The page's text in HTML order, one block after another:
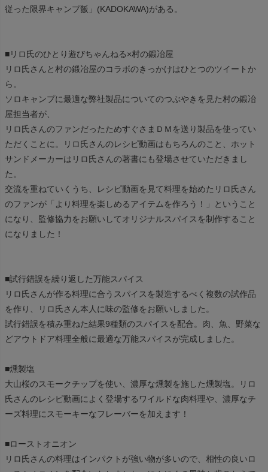
従った限界キャンプ飯」(KADOKAWA)がある。
■リロ氏のひとり遊びちゃんねる×村の鍛冶屋
リロ氏さんと村の鍛冶屋のコラボのきっかけはひとつのツイートか
ら。
ソロキャンプに最適な弊社製品についてのつぶやきを見た村の鍛冶
屋担当者が、
リロ氏さんのファンだったためすぐさまＤＭを送り製品を使ってい
ただくことに。リロ氏さんのレシピ動画はもちろんのこと、ホット
サンドメーカーはリロ氏さんの著書にも登場させていただきまし
た。
交流を重ねていくうち、レシピ動画を見て料理を始めたリロ氏さん
のファンが「より料理を楽しめるアイテムを作ろう！」ということ
になり、監修協力をお願いしてオリジナルスパイスを制作すること
になりました！
■試行錯誤を繰り返した万能スパイス
リロ氏さんが作る料理に合うスパイスを製造するべく複数の試作品
を作り、リロ氏さん本人に味の監修をお願いしました。
試行錯誤を積み重ねた結果9種類のスパイスを配合。肉、魚、野菜な
どアウトドア料理全般に最適な万能スパイスが完成しました。
■燻製塩
大山桜のスモークチップを使い、濃厚な燻製を施した燻製塩。リロ
氏さんのレシピ動画によく登場するワイルドな肉料理や、濃厚なチ
ーズ料理にスモーキーなフレーバーを加えます！
■ローストオニオン
リロ氏さんの料理はインパクトが強い物が多いので、相性の良いロ